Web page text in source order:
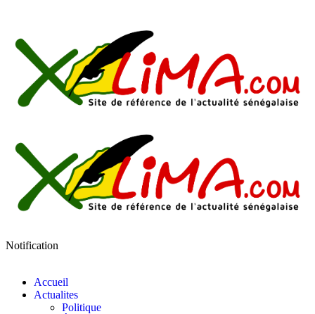
Notification
Accueil
Actualites
Politique